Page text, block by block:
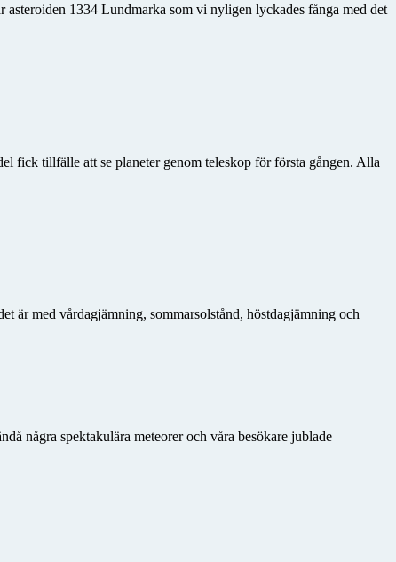
1334 Lundmarka som vi nyligen lyckades fånga med det
fick tillfälle att se planeter genom teleskop för första gången. Alla
är med vårdagjämning, sommarsolstånd, höstdagjämning och
några spektakulära meteorer och våra besökare jublade